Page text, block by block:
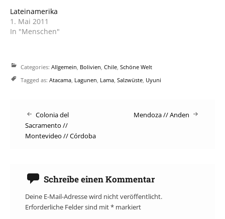
Lateinamerika
1. Mai 2011
In "Menschen"
Categories: Allgemein, Bolivien, Chile, Schöne Welt
Tagged as: Atacama, Lagunen, Lama, Salzwüste, Uyuni
Post
navigation
Colonia del
Sacramento //
Montevideo // Córdoba
Mendoza // Anden
Schreibe einen Kommentar
Deine E-Mail-Adresse wird nicht veröffentlicht.
Erforderliche Felder sind mit* markiert